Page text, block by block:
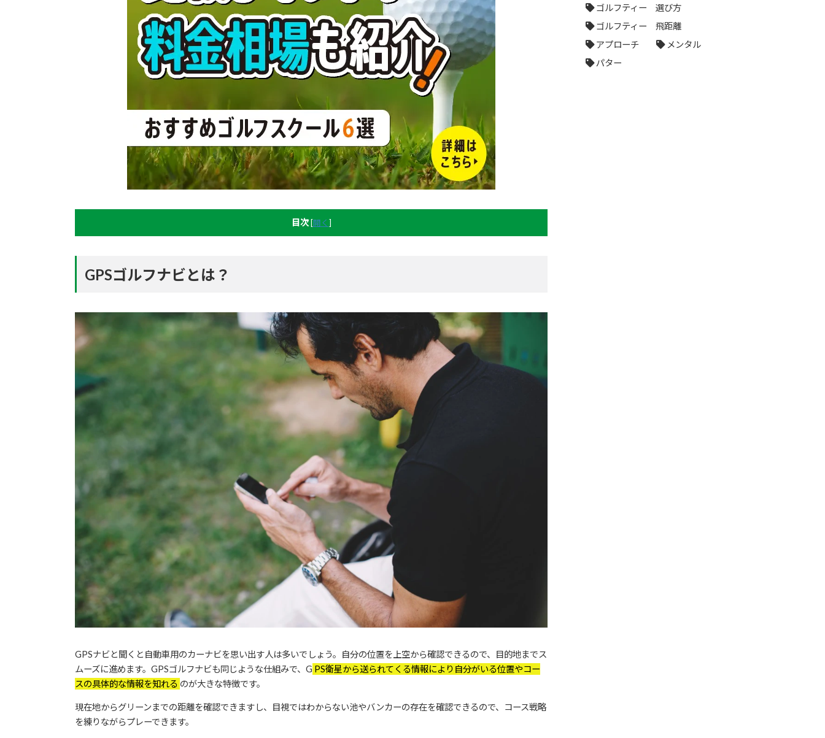
目次 [開く ]
GPSゴルフナビとは？
GPSナビと聞くと自動車用のカーナビを思い出す人は多いでしょう。自分の位置を上空から確認できるので、目的地までス
ムーズに進めます。GPSゴルフナビも同じような仕組みで、G PS衛星から送られてくる情報により自分がいる位置やコー
スの具体的な情報を知れる のが大きな特徴です。
現在地からグリーンまでの距離を確認できますし、目視ではわからない池やバンカーの存在を確認できるので、コース戦略
を練りながらプレーできます。
ゴルフティー 選び方
ゴルフティー 飛距離
アプローチ
メンタル
パター